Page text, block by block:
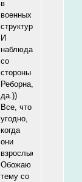
в
военных
структурах.
И
наблюдающего
со
стороны
Реборна,
да.))
Все, что
угодно,
когда
они
взрослые.
Обожаю
тему со